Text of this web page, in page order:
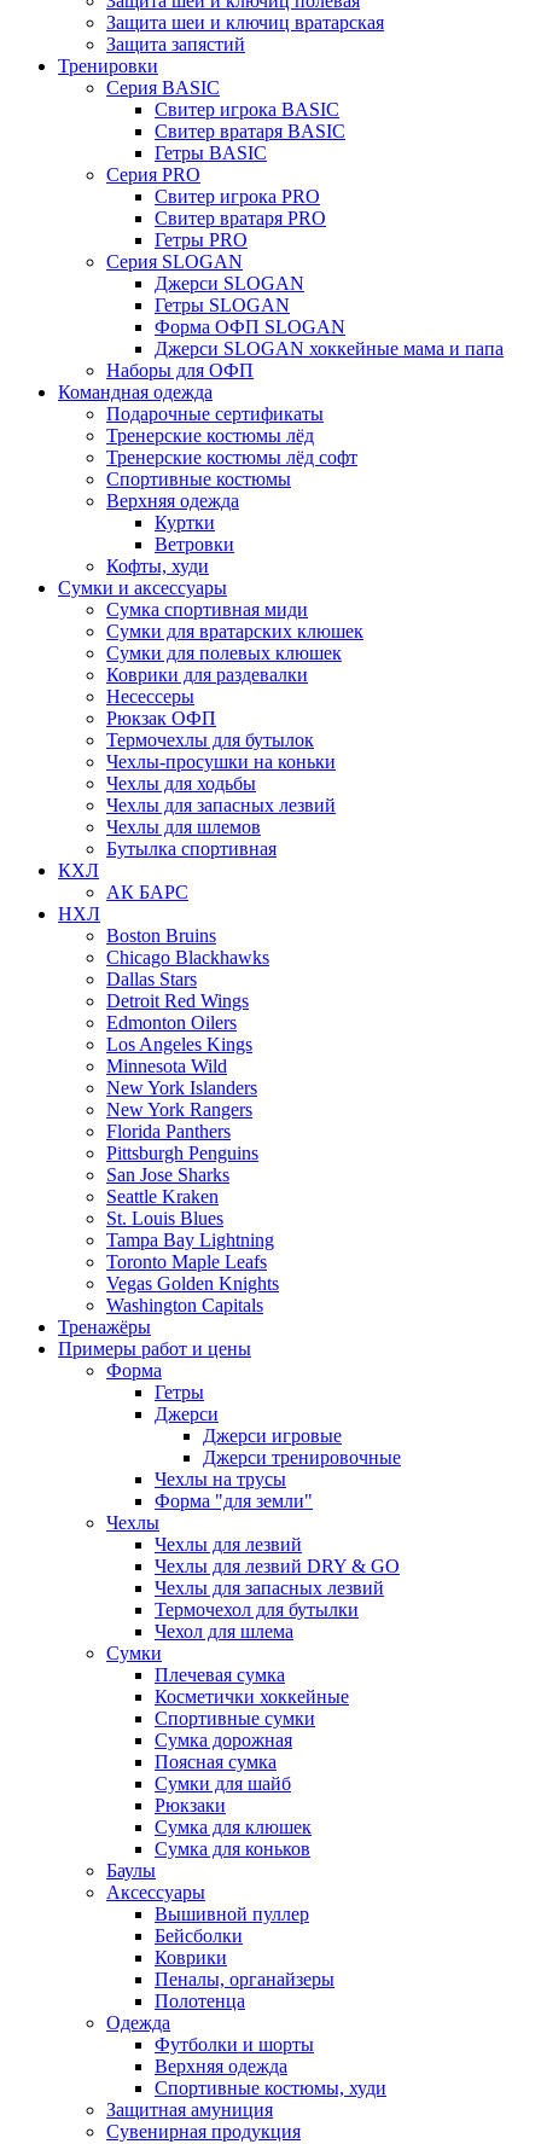
Защита шеи и ключиц вратарская
Защита запястий
Тренировки
Серия BASIC
Свитер игрока BASIC
Свитер вратаря BASIC
Гетры BASIC
Серия PRO
Свитер игрока PRO
Свитер вратаря PRO
Гетры PRO
Серия SLOGAN
Джерси SLOGAN
Гетры SLOGAN
Форма ОФП SLOGAN
Джерси SLOGAN хоккейные мама и папа
Наборы для ОФП
Командная одежда
Подарочные сертификаты
Тренерские костюмы лёд
Тренерские костюмы лёд софт
Спортивные костюмы
Верхняя одежда
Куртки
Ветровки
Кофты, худи
Сумки и аксессуары
Сумка спортивная миди
Сумки для вратарских клюшек
Сумки для полевых клюшек
Коврики для раздевалки
Несессеры
Рюкзак ОФП
Термочехлы для бутылок
Чехлы-просушки на коньки
Чехлы для ходьбы
Чехлы для запасных лезвий
Чехлы для шлемов
Бутылка спортивная
КХЛ
АК БАРС
НХЛ
Boston Bruins
Chicago Blackhawks
Dallas Stars
Detroit Red Wings
Edmonton Oilers
Los Angeles Kings
Minnesota Wild
New York Islanders
New York Rangers
Florida Panthers
Pittsburgh Penguins
San Jose Sharks
Seattle Kraken
St. Louis Blues
Tampa Bay Lightning
Toronto Maple Leafs
Vegas Golden Knights
Washington Capitals
Тренажёры
Примеры работ и цены
Форма
Гетры
Джерси
Джерси игровые
Джерси тренировочные
Чехлы на трусы
Форма "для земли"
Чехлы
Чехлы для лезвий
Чехлы для лезвий DRY & GO
Чехлы для запасных лезвий
Термочехол для бутылки
Чехол для шлема
Сумки
Плечевая сумка
Косметички хоккейные
Спортивные сумки
Сумка дорожная
Поясная сумка
Сумки для шайб
Рюкзаки
Сумка для клюшек
Сумка для коньков
Баулы
Аксессуары
Вышивной пуллер
Бейсболки
Коврики
Пеналы, органайзеры
Полотенца
Одежда
Футболки и шорты
Верхняя одежда
Спортивные костюмы, худи
Защитная амуниция
Сувенирная продукция